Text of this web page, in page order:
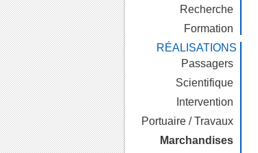
Recherche
Formation
RÉALISATIONS
Passagers
Scientifique
Intervention
Portuaire / Travaux
Marchandises